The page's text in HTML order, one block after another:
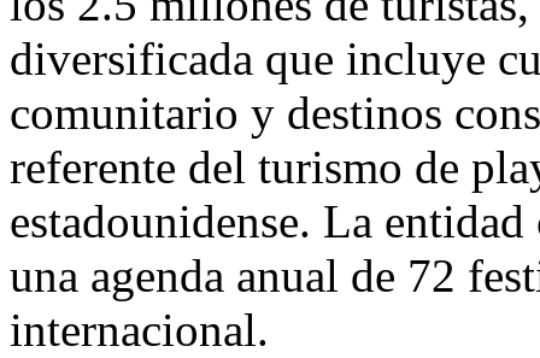
diversificada que incluye
comunitario y destinos
referente del turismo de
estadounidense. La
una agenda anual de 72
internacional.